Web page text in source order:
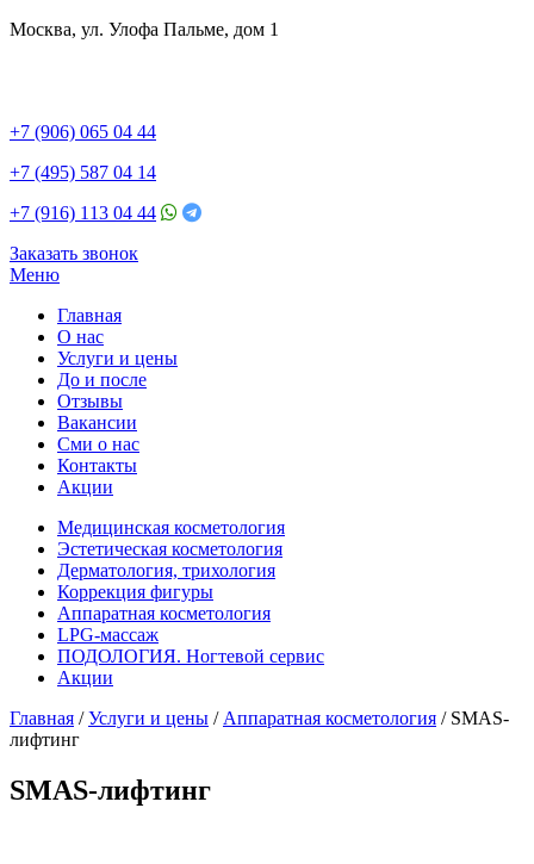
Москва, ул. Улофа Пальме, дом 1
+7 (906) 065 04 44
+7 (495) 587 04 14
+7 (916) 113 04 44
Заказать звонок
Меню
Главная
О нас
Услуги и цены
До и после
Отзывы
Вакансии
Сми о нас
Контакты
Акции
Медицинская косметология
Эстетическая косметология
Дерматология, трихология
Коррекция фигуры
Аппаратная косметология
LPG-массаж
ПОДОЛОГИЯ. Ногтевой сервис
Акции
Главная /Услуги и цены / Аппаратная косметология / SMAS-
лифтинг
SMAS-лифтинг